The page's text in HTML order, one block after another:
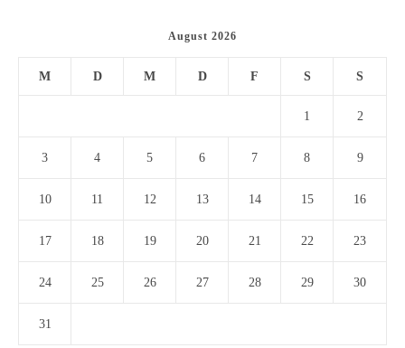
August 2026
M D M D F S S
1 2
3 4 5 6 7 8 9
10 11 12 13 14 15 16
17 18 19 20 21 22 23
24 25 26 27 28 29 30
31